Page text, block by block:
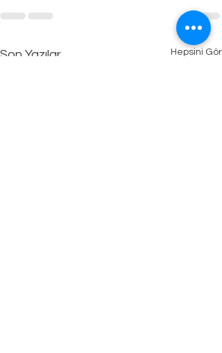
Son Yazılar Hepsini Gör